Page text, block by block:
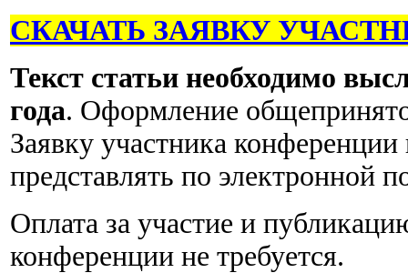
СКАЧАТЬ ЗАЯВКУ
Текст статьи необходимо
года. Оформление
Заявку участника конференции
представлять по электронной
Оплата за участие и
конференции не требуется.